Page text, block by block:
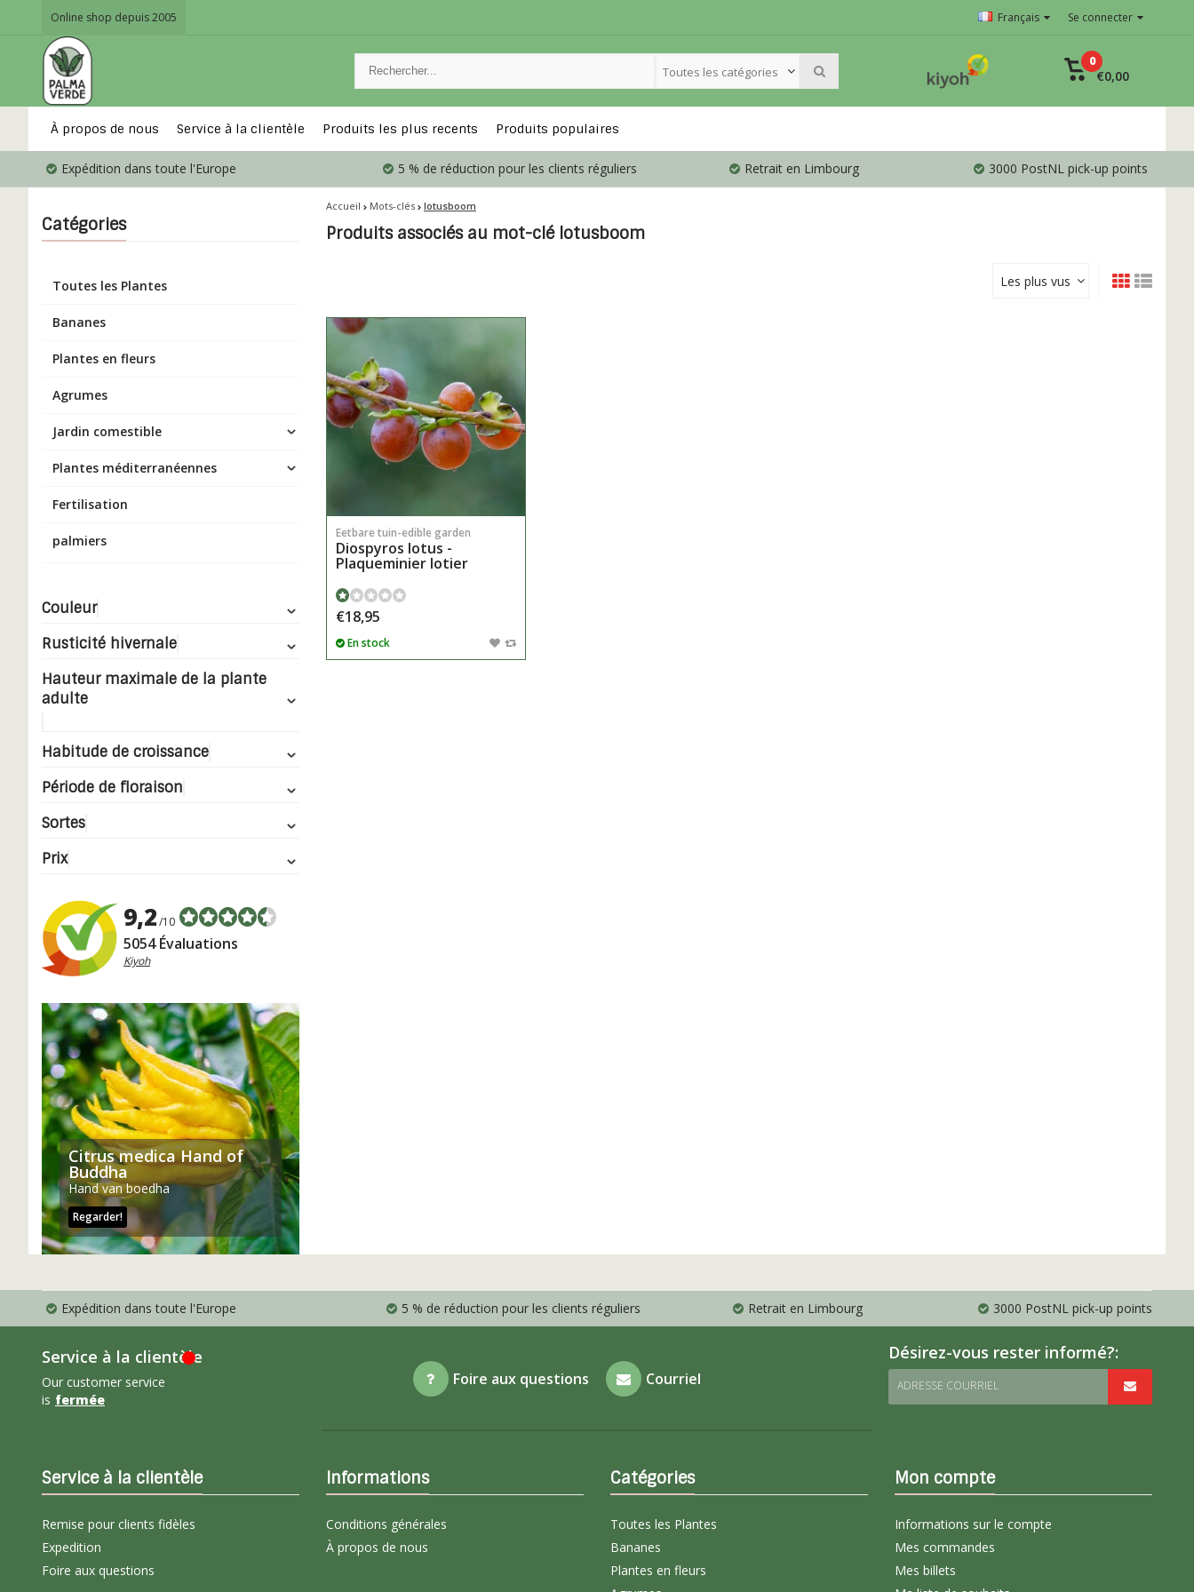
Online shop depuis 2005 Français Se connecter
Toutes les catégories
0
€0,00
À propos de nous Service à la clientèle Produits les plus recents Produits populaires
Expédition dans toute l'Europe 5 % de réduction pour les clients réguliers Retrait en Limbourg 3000 PostNL pick-up points
Catégories
Toutes les Plantes
Bananes
Plantes en fleurs
Agrumes
Jardin comestible
Plantes méditerranéennes
Fertilisation
palmiers
Couleur
Rusticité hivernale
Hauteur maximale de la plante
adulte
Habitude de croissance
Période de floraison
Sortes
Prix
9,2/10
5054 Évaluations
Kiyoh
Citrus medica Hand of
Buddha
Hand van boedha
Regarder!
Accueil Mots-clés lotusboom
Produits associés au mot-clé lotusboom
Les plus vus
Eetbare tuin-edible garden
Diospyros lotus -
Plaqueminier lotier
€18,95
En stock
Expédition dans toute l'Europe 5 % de réduction pour les clients réguliers Retrait en Limbourg 3000 PostNL pick-up points
Service à la clientèle
Our customer service
is fermée
Foire aux questions Courriel
Désirez-vous rester informé?:
ADRESSE COURRIEL
Service à la clientèle
Remise pour clients fidèles
Expedition
Foire aux questions
Informations
Conditions générales
À propos de nous
Catégories
Toutes les Plantes
Bananes
Plantes en fleurs
Mon compte
Informations sur le compte
Mes commandes
Mes billets